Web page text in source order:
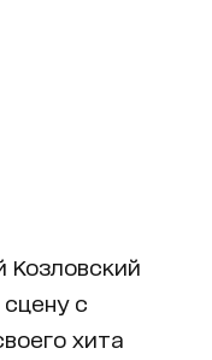
Козловский
с
хита